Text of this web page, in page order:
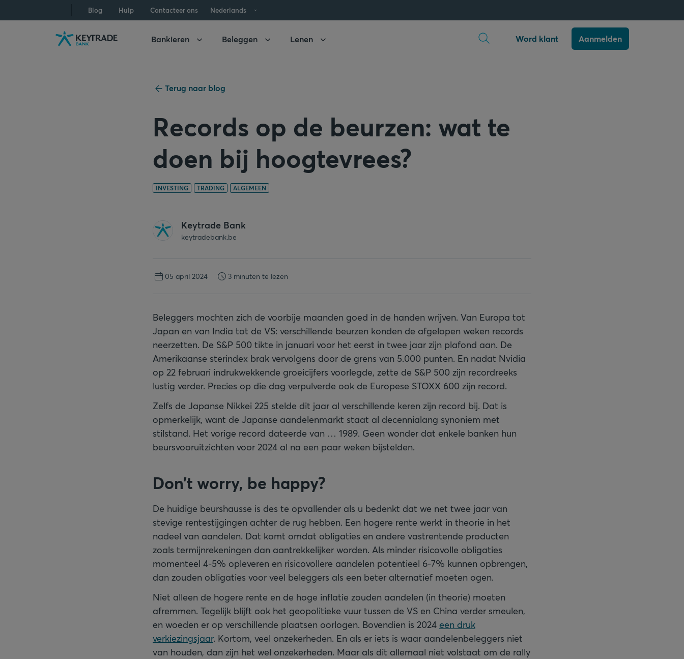
navigatie
aanmelden
inhoud
Blog Hulp Contacteer ons Nederlands
Bankieren Beleggen Lenen Word klant Aanmelden
Terug naar blog
Records op de beurzen: wat te
doen bij hoogtevrees?
INVESTING TRADING ALGEMEEN
Keytrade Bank
keytradebank.be
05 april 2024 3 minuten te lezen
Beleggers mochten zich de voorbije maanden goed in de handen wrijven. Van Europa tot
Japan en van India tot de VS: verschillende beurzen konden de afgelopen weken records
neerzetten. De S&P 500 tikte in januari voor het eerst in twee jaar zijn plafond aan. De
Amerikaanse sterindex brak vervolgens door de grens van 5.000 punten. En nadat Nvidia
op 22 februari indrukwekkende groeicijfers voorlegde, zette de S&P 500 zijn recordreeks
lustig verder. Precies op die dag verpulverde ook de Europese STOXX 600 zijn record.
Zelfs de Japanse Nikkei 225 stelde dit jaar al verschillende keren zijn record bij. Dat is
opmerkelijk, want de Japanse aandelenmarkt staat al decennialang synoniem met
stilstand. Het vorige record dateerde van … 1989. Geen wonder dat enkele banken hun
beursvooruitzichten voor 2024 al na een paar weken bijstelden.
Don’t worry, be happy?
De huidige beurshausse is des te opvallender als u bedenkt dat we net twee jaar van
stevige rentestijgingen achter de rug hebben. Een hogere rente werkt in theorie in het
nadeel van aandelen. Dat komt omdat obligaties en andere vastrentende producten
zoals termijnrekeningen dan aantrekkelijker worden. Als minder risicovolle obligaties
momenteel 4-5% opleveren en risicovollere aandelen potentieel 6-7% kunnen opbrengen,
dan zouden obligaties voor veel beleggers als een beter alternatief moeten ogen.
Niet alleen de hogere rente en de hoge inflatie zouden aandelen (in theorie) moeten
afremmen. Tegelijk blijft ook het geopolitieke vuur tussen de VS en China verder smeulen,
en woeden er op verschillende plaatsen oorlogen. Bovendien is 2024 een druk
verkiezingsjaar. Kortom, veel onzekerheden. En als er iets is waar aandelenbeleggers niet
van houden, dan zijn het wel onzekerheden. Maar als dit allemaal niet volstaat om de rally